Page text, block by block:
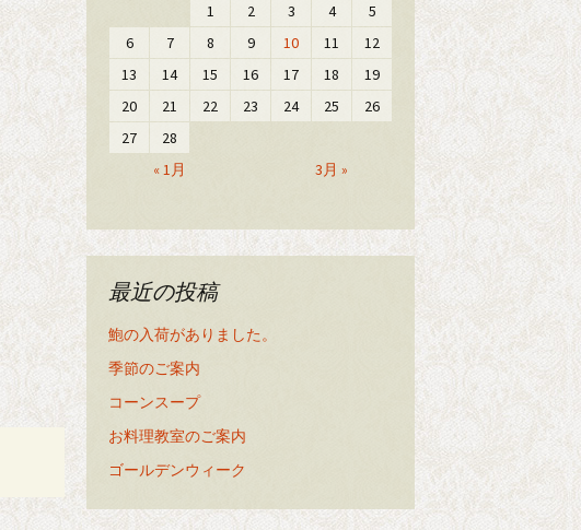
« 1月 3月 »
1 2 3 4
5
6
7 8 9 10 11
12
13
14 15 16 17 18
19
20
21 22 23 24 25
26
27
28
最近の投稿
鮑の入荷がありました。
季節のご案内
コーンスープ
お料理教室のご案内
ゴールデンウィーク